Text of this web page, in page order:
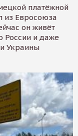
платёжной
из Евросоюза
он живёт
России и даже
Украины